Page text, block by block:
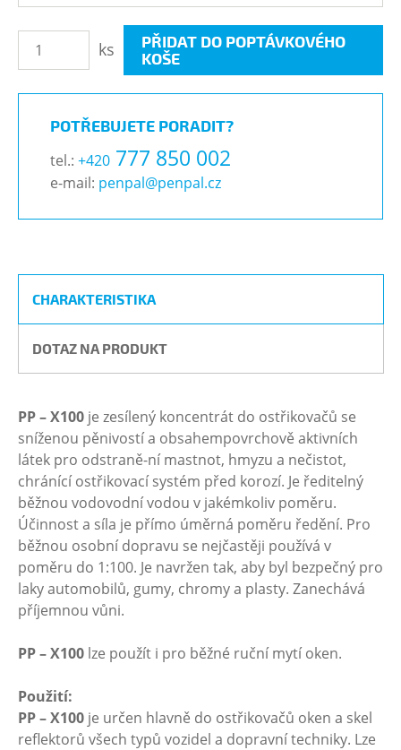
ks
PŘIDAT DO POPTÁVKOVÉHO
KOŠE
POTŘEBUJETE PORADIT?
tel.: +420 777 850 002
e-mail: penpal@penpal.cz
CHARAKTERISTIKA
DOTAZ NA PRODUKT
PP – X100 je zesílený koncentrát do ostřikovačů se
sníženou pěnivostí a obsahempovrchově aktivních
látek pro odstraně-ní mastnot, hmyzu a nečistot,
chránící ostřikovací systém před korozí. Je ředitelný
běžnou vodovodní vodou v jakémkoliv poměru.
Účinnost a síla je přímo úměrná poměru ředění. Pro
běžnou osobní dopravu se nejčastěji používá v
poměru do 1:100. Je navržen tak, aby byl bezpečný pro
laky automobilů, gumy, chromy a plasty. Zanechává
příjemnou vůni.
PP – X100 lze použít i pro běžné ruční mytí oken.
Použití:
PP – X100 je určen hlavně do ostřikovačů oken a skel
reflektorů všech typů vozidel a dopravní techniky. Lze